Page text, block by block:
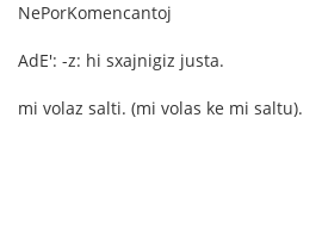
NePorKomencantoj
AdE': -z: hi sxajnigiz justa.
mi volaz salti. (mi volas ke mi saltu).